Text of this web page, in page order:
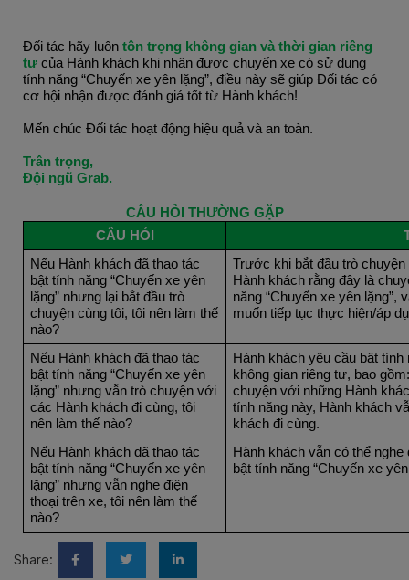
Đối tác hãy luôn tôn trọng không gian và thời gian riêng
tư của Hành khách khi nhận được chuyến xe có sử dụng
tính năng “Chuyến xe yên lặng”, điều này sẽ giúp Đối tác có
cơ hội nhận được đánh giá tốt từ Hành khách!
Mến chúc Đối tác hoạt động hiệu quả và an toàn.
Trân trọng,
Đội ngũ Grab.
CÂU HỎI THƯỜNG GẶP
CÂU HỎI
Nếu Hành khách đã thao tác
bật tính năng “Chuyến xe yên
lặng” nhưng lại bắt đầu trò
chuyện cùng tôi, tôi nên làm thế
nào?
Trước khi bắt đầu trò
Hành khách rằng đây là
năng “Chuyến xe yên lặng”,
muốn tiếp tục thực hiện/áp
Nếu Hành khách đã thao tác
bật tính năng “Chuyến xe yên
lặng” nhưng vẫn trò chuyện với
các Hành khách đi cùng, tôi
nên làm thế nào?
Hành khách yêu cầu bật tính
không gian riêng tư, bao
chuyện với những Hành
tính năng này, Hành khách
khách đi cùng.
Nếu Hành khách đã thao tác
bật tính năng “Chuyến xe yên
lặng” nhưng vẫn nghe điện
thoại trên xe, tôi nên làm thế
nào?
Hành khách vẫn có thể
bật tính năng “Chuyến xe yên
Share: